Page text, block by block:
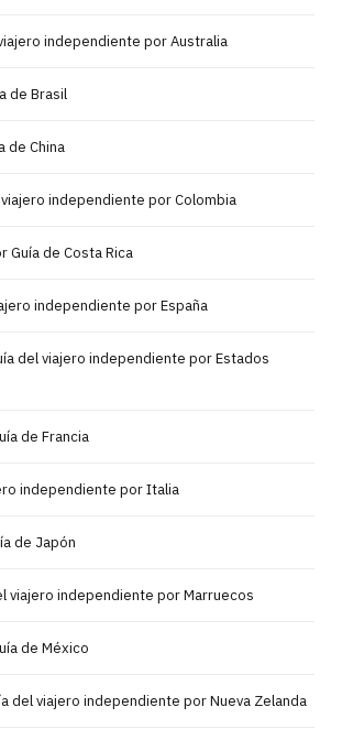
independiente por Australia
de Brasil
de China
independiente por Colombia
Guía de Costa Rica
independiente por España
del viajero independiente por Estados
de Francia
independiente por Italia
de Japón
viajero independiente por Marruecos
de México
del viajero independiente por Nueva Zelanda